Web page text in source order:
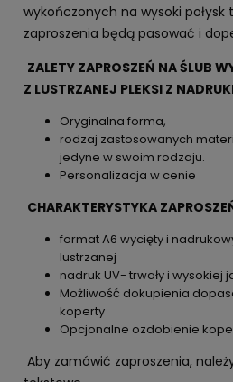
wykończonych na wysoki połysk
zaproszenia będą pasować i
ZALETY ZAPROSZEŃ NA ŚLUB
Z LUSTRZANEJ PLEKSI Z
Oryginalna forma,
rodzaj zastosowanych
jedyne w swoim rodzaju.
Personalizacja w cenie
CHARAKTERYSTYKA
format A6 wycięty i
lustrzanej
nadruk UV- trwały i wysokiej
Możliwość dokupienia
koperty
Opcjonalne ozdobienie
Aby zamówić zaproszenia,